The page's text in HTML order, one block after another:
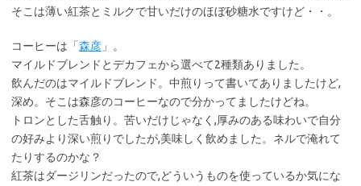
そこは薄い紅茶とミルクで甘いだけのほぼ砂糖水ですけど・・。
コーヒーは「森彦 」。
マイルドブレンドとデカフェから選べて2種類ありました。
飲んだのはマイルドブレンド。中煎りって書いてありましたけど,
深め。そこは森彦のコーヒーなので分かってましたけどね。
トロンとした舌触り。苦いだけじゃなく,厚みのある味わいで自分
の好みより深い煎りでしたが,美味しく飲めました。ネルで淹れて
たりするのかな？
紅茶はダージリンだったので,どういうものを使っているか気にな